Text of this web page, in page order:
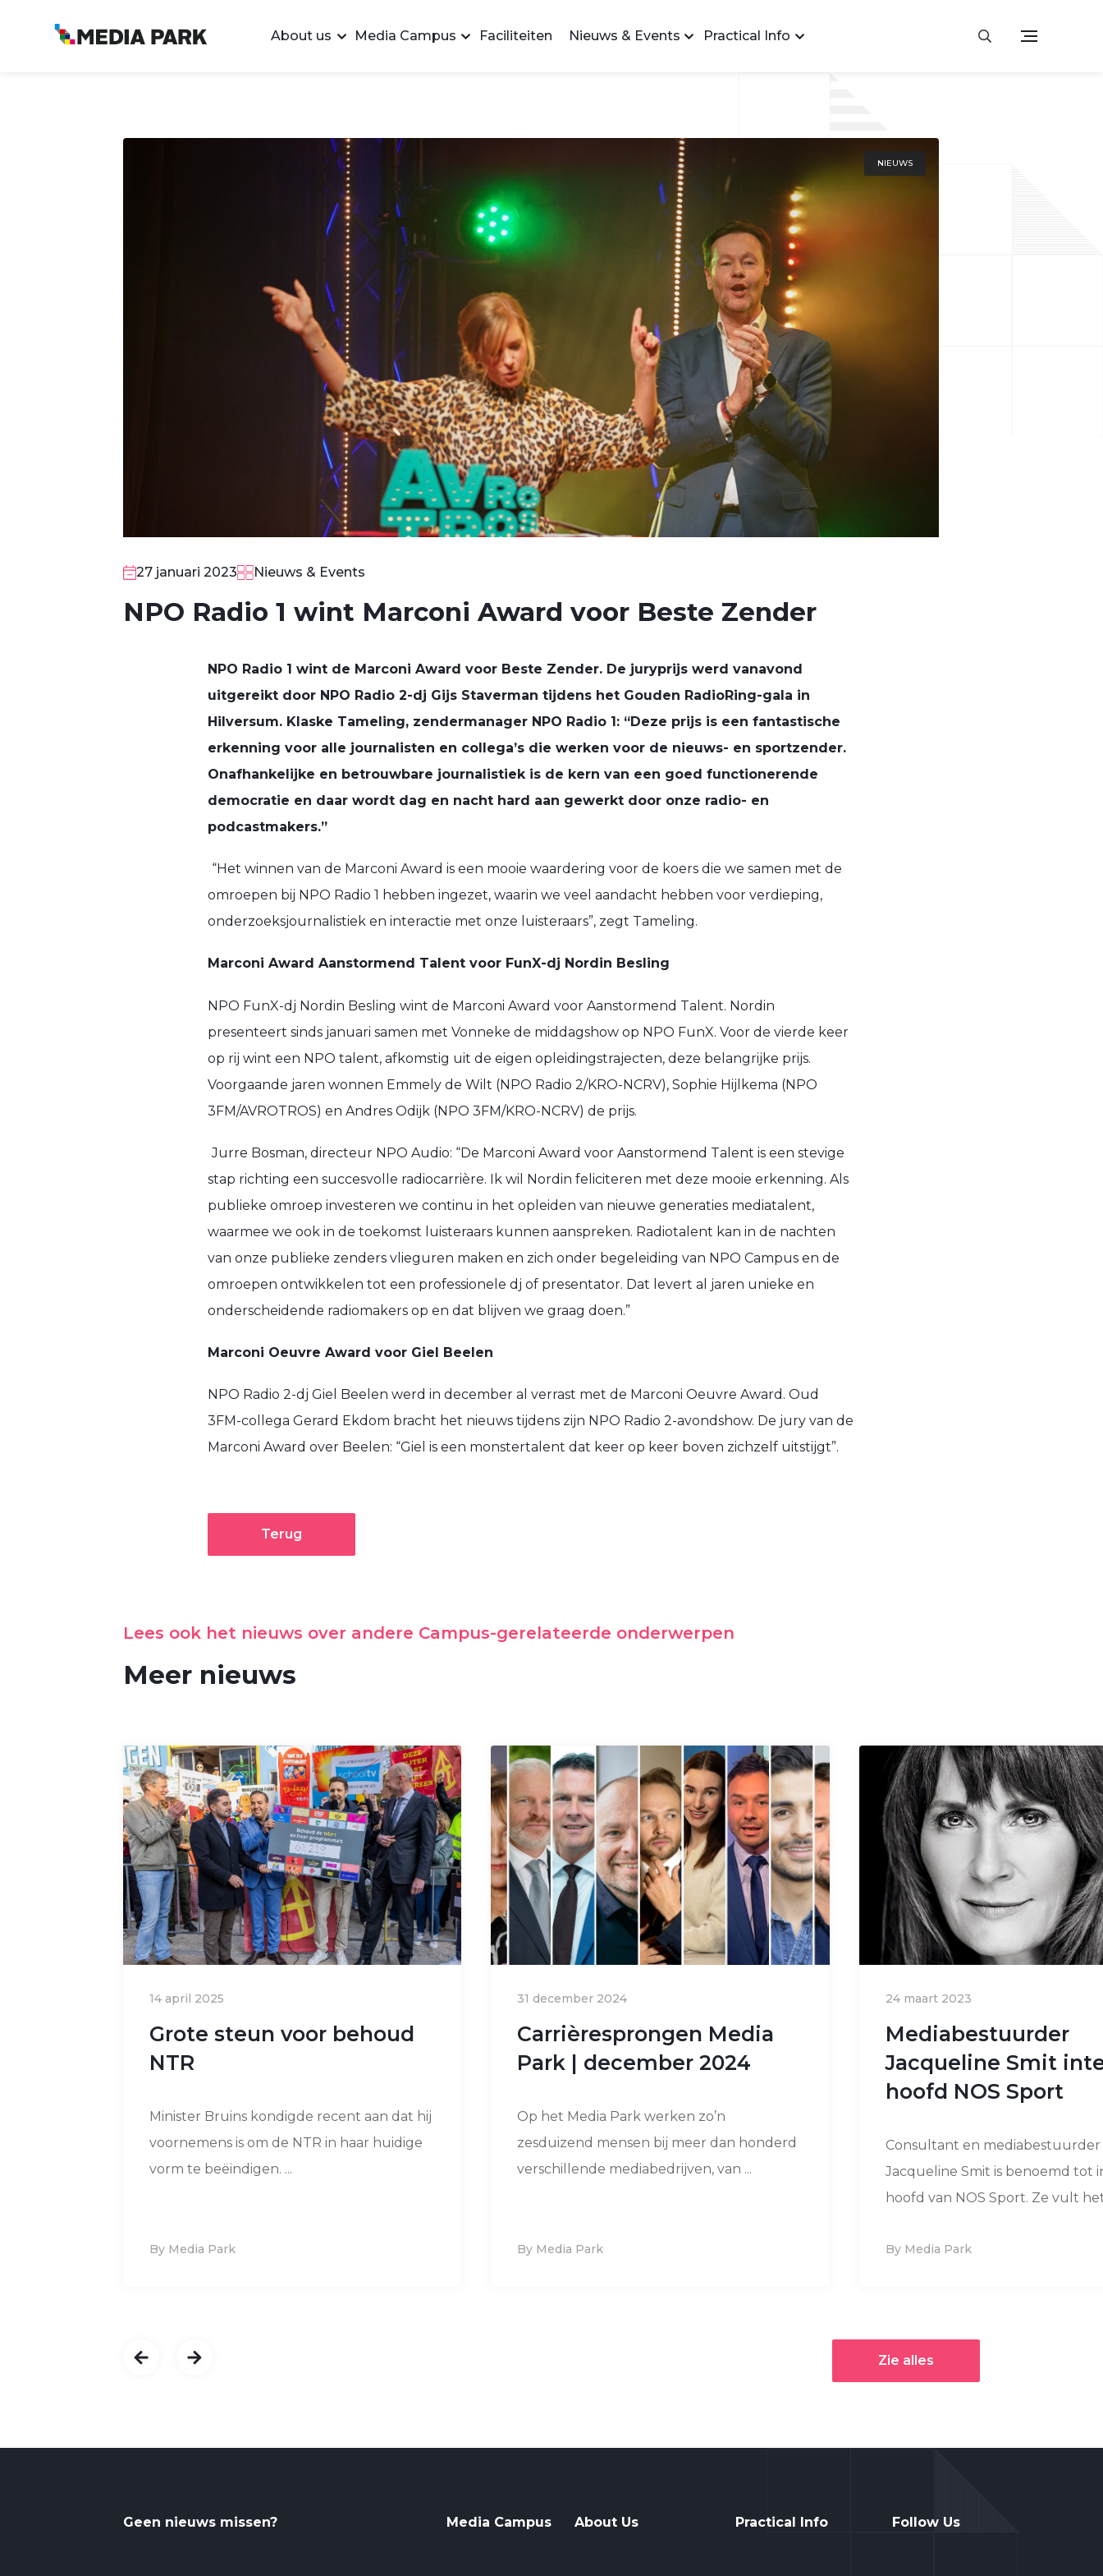
About us Media Campus Faciliteiten Nieuws & Events Practical Info
NIEUWS
27 januari 2023 Nieuws & Events
NPO Radio 1 wint Marconi Award voor Beste Zender
NPO Radio 1 wint de Marconi Award voor Beste Zender. De juryprijs werd vanavond
uitgereikt door NPO Radio 2-dj Gijs Staverman tijdens het Gouden RadioRing-gala in
Hilversum. Klaske Tameling, zendermanager NPO Radio 1: “Deze prijs is een fantastische
erkenning voor alle journalisten en collega’s die werken voor de nieuws- en sportzender.
Onafhankelijke en betrouwbare journalistiek is de kern van een goed functionerende
democratie en daar wordt dag en nacht hard aan gewerkt door onze radio- en
podcastmakers.”
“Het winnen van de Marconi Award is een mooie waardering voor de koers die we samen met de
omroepen bij NPO Radio 1 hebben ingezet, waarin we veel aandacht hebben voor verdieping,
onderzoeksjournalistiek en interactie met onze luisteraars”, zegt Tameling.
Marconi Award Aanstormend Talent voor FunX-dj Nordin Besling
NPO FunX-dj Nordin Besling wint de Marconi Award voor Aanstormend Talent. Nordin
presenteert sinds januari samen met Vonneke de middagshow op NPO FunX. Voor de vierde keer
op rij wint een NPO talent, afkomstig uit de eigen opleidingstrajecten, deze belangrijke prijs.
Voorgaande jaren wonnen Emmely de Wilt (NPO Radio 2/KRO-NCRV), Sophie Hijlkema (NPO
3FM/AVROTROS) en Andres Odijk (NPO 3FM/KRO-NCRV) de prijs.
Jurre Bosman, directeur NPO Audio: “De Marconi Award voor Aanstormend Talent is een stevige
stap richting een succesvolle radiocarrière. Ik wil Nordin feliciteren met deze mooie erkenning. Als
publieke omroep investeren we continu in het opleiden van nieuwe generaties mediatalent,
waarmee we ook in de toekomst luisteraars kunnen aanspreken. Radiotalent kan in de nachten
van onze publieke zenders vlieguren maken en zich onder begeleiding van NPO Campus en de
omroepen ontwikkelen tot een professionele dj of presentator. Dat levert al jaren unieke en
onderscheidende radiomakers op en dat blijven we graag doen.”
Marconi Oeuvre Award voor Giel Beelen
NPO Radio 2-dj Giel Beelen werd in december al verrast met de Marconi Oeuvre Award. Oud
3FM-collega Gerard Ekdom bracht het nieuws tijdens zijn NPO Radio 2-avondshow. De jury van de
Marconi Award over Beelen: “Giel is een monstertalent dat keer op keer boven zichzelf uitstijgt”.
Terug
Lees ook het nieuws over andere Campus-gerelateerde onderwerpen
Meer nieuws
14 april 2025
Grote steun voor behoud
NTR
Minister Bruins kondigde recent aan dat hij
voornemens is om de NTR in haar huidige
vorm te beëindigen. ...
By Media Park
31 december 2024
Carrièresprongen Media
Park | december 2024
Op het Media Park werken zo’n
zesduizend mensen bij meer dan honderd
verschillende mediabedrijven, van ...
By Media Park
24 maart 2023
Mediabestuurder
Jacqueline Smit
hoofd NOS Sport
Consultant en mediabestuurder
Jacqueline Smit is benoemd tot
hoofd van NOS Sport. Ze vult
By Media Park
Zie alles
Geen nieuws missen? Media Campus About Us Practical Info Follow Us